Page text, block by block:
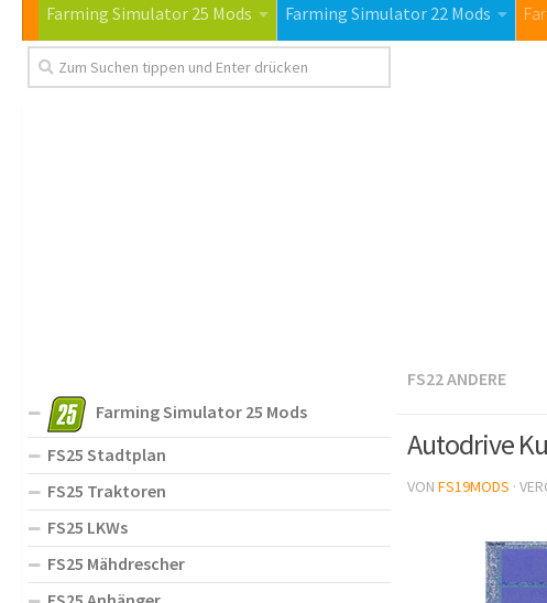
Farming Simulator 25 Mods Farming Simulator 22 Mods
FS22 ANDERE
Autodrive
VON FS19MODS ·
Farming Simulator 25 Mods
FS25 Stadtplan
FS25 Traktoren
FS25 LKWs
FS25 Mähdrescher